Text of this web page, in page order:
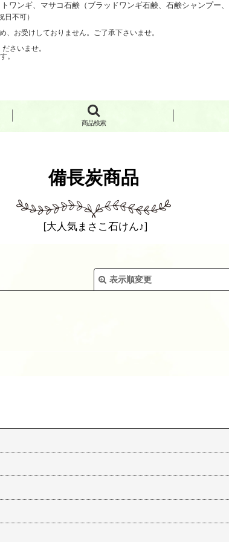
ワンギ、マサコ石鹸（ブラッドワンギ石鹸、石鹸シャンプー
不可）
お受けしておりません。ご了承下さいませ。
さいませ。
。
商品検索
備長炭商品
[大人気まさこ石けん♪]
表示順変更